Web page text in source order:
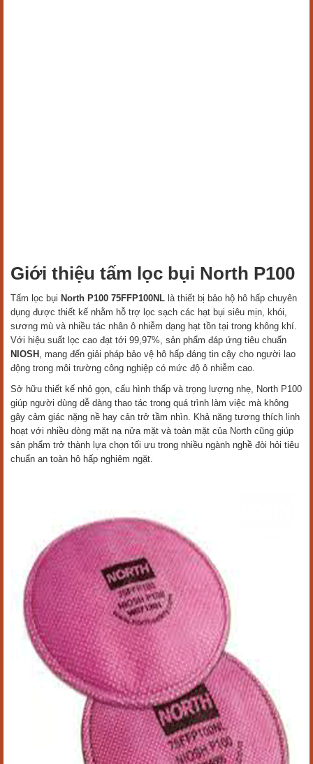
Giới thiệu tấm lọc bụi North P100
Tấm lọc bụi North P100 75FFP100NL là thiết bị bảo hộ hô hấp chuyên
dụng được thiết kế nhằm hỗ trợ lọc sạch các hạt bụi siêu mịn, khói,
sương mù và nhiều tác nhân ô nhiễm dạng hạt tồn tại trong không khí.
Với hiệu suất lọc cao đạt tới 99,97%, sản phẩm đáp ứng tiêu chuẩn
NIOSH , mang đến giải pháp bảo vệ hô hấp đáng tin cậy cho người lao
động trong môi trường công nghiệp có mức độ ô nhiễm cao.
Sở hữu thiết kế nhỏ gọn, cấu hình thấp và trọng lượng nhẹ, North P100
giúp người dùng dễ dàng thao tác trong quá trình làm việc mà không
gây cảm giác nặng nề hay cản trở tầm nhìn. Khả năng tương thích linh
hoạt với nhiều dòng mặt nạ nửa mặt và toàn mặt của North cũng giúp
sản phẩm trở thành lựa chọn tối ưu trong nhiều ngành nghề đòi hỏi tiêu
chuẩn an toàn hô hấp nghiêm ngặt.